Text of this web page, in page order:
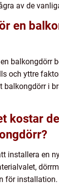
av de
en
balkongdörr
och yttre
balkongdörr i
kostar
installera en
för